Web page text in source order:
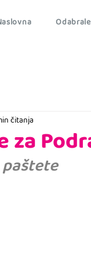
za
čitanja